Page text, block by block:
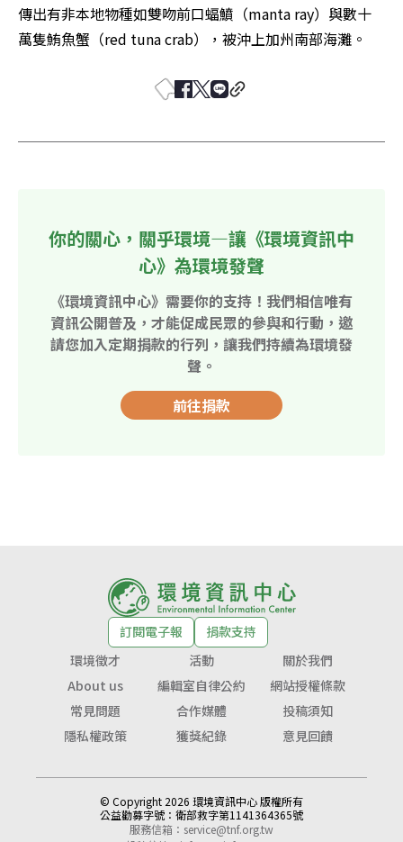
傳出有非本地物種如雙吻前口蝠鱝（manta ray）與數十
萬隻鮪魚蟹（red tuna crab），被沖上加州南部海灘。
你的關心，關乎環境—讓《環境資訊中
心》為環境發聲
《環境資訊中心》需要你的支持！我們相信唯有
資訊公開普及，才能促成民眾的參與和行動，邀
請您加入定期捐款的行列，讓我們持續為環境發
聲。
前往捐款
訂閱電子報
捐款支持
環境徵才
活動
關於我們
About us
編輯室自律公約
網站授權條款
常見問題
合作媒體
投稿須知
隱私權政策
獲獎紀錄 意見回饋
© Copyright 2026 環境資訊中心 版權所有
公益勸募字號： 衛部救字第1141364365號
服務信箱： service@tnf.org.tw